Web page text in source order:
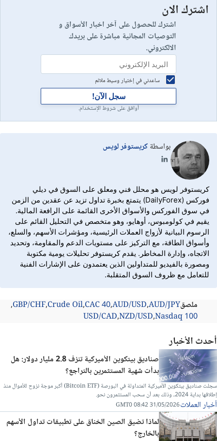
اشترك الان
اشترك للحصول على آخر اخبار الأسواق و
التوصيات المجانية مباشرة على بريدك
الالكتروني.
ساعدني في إختيار وسيط ملائم
سجل الآن!
أوافق على شروط الإستخدام.
بواسطةكريستوفر لويس
كريستوفر لويس هو محلل فني ومعلق على السوق في ديلي
فوركس (DailyForex) يتمتع بخبرة تداول تزيد عن عقدين من الزمن
في سوق الفوركس والأسواق الأخرى القائمة على الرافعة المالية.
يقيم في كولومبوس، أوهايو، وهو متخصص في التحليل القائم على
الرسوم البيانية لأزواج العملات الرئيسية، ومؤشرات الأسهم، والسلع،
وأسواق الطاقة، مع التركيز على مستويات الدعم والمقاومة، وتحديد
الاتجاه، وإدارة المخاطر. يقدم كريستوفر تحليلات يومية مكتوبة
ومصورة بالفيديو للمتداولين الذين يعتمدون على الإشارات الفنية
للتعامل مع ظروف السوق المتقلبة.
ملصقAUD/JPY
AUD/USD
CAC 40
Crude Oil
GBP/CHF
Nasdaq 100
NZD/USD
USD/CAD
أحدث الأخبار
صناديق بيتكوين الأميركية تنزف 2.8 مليار دولار: هل
بدأت شهية المستثمرين بالتراجع؟
سجلت صناديق بيتكوين الأميركية المتداولة في البورصة (Bitcoin ETF) أكبر موجة نزوح للأموال منذ
إطلاقها بداية 2024، وذلك بعد أن سحب المستثمرون نحو.
أخبار العملات31/05/2026 08:42 GMT0
لماذا تضيق الصين الخناق على تطبيقات تداول الأسهم
بالخارج؟